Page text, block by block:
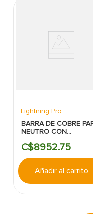
Lightning Pro
BARRA DE COBRE
NEUTRO CON
MONTURA 4"X20"X1/
C$8952.75
Añadir al carrito